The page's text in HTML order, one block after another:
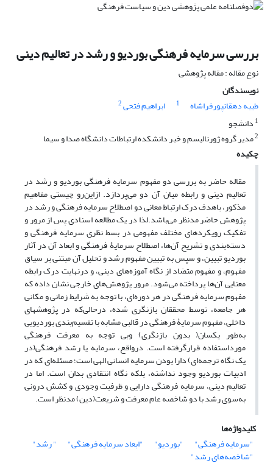
بررسی سرمایه فرهنگی بوردیو و رشد در تعالیم دینی
نوع مقاله : مقاله پژوهشی
نویسندگان
طیبه دهقانپورفراشاه
1 ابراهیم فتحی2
1 دانشجو
2مدیر گروه ژورنالیسم و خبر دانشکده ارتباطات دانشگاه صدا و سیما
چکیده
مقاله حاضر به بررسی دو مفهوم سرمایه فرهنگی بوردیو و رشد در
تعالیم دینی و رابطه میان آن دو می‌پردازد. ازاین‌رو چیستی مفاهیم
مذکور، باهدف درک ارتباط معانی دو اصطلاح سرمایه فرهنگی و رشد در
پژوهش حاضر مدنظر می‌باشد.لذا در یک مطالعه اسنادی پس از مرور و
تفکیک رویکردهای مختلف مفهومی در بسط نظری سرمایه فرهنگی و
دسته‌بندی و تشریح آن‌ها، اصطلاح سرمایۀ فرهنگی و ابعاد آن در آثار
بوردیو تبیین، و سپس به تبیین مفهوم رشد و تحلیل آن مبتنی بر سیاق
مفهوم، و مفهوم متضاد از نگاه آموزه‌های دینی، و درنهایت درک رابطه
معنایی آن‌ها پرداخته می‌شود. مرور پژوهش‌های خارجی نشان داده که
مفهوم سرمایه فرهنگی در هر دوره‌ای، با توجه به شرایط زمانی و مکانی
هر جامعه، توسط محققان بازنگری شده، درحالی‌که در پژوهش‏های
داخلی، مفهوم سرمایۀ فرهنگی در قالبی مشابه با تقسیم‌بندی بوردیویی
به‌طور یکسان( بدون بازنگری) وبی توجه به معرفت فرهنگی
مورداستفاده قرارگرفته است. درواقع، سرمایه یا رشد فرهنگی(در
یک نگاه ترجمه‌ای) دارا بودن سرمایه انسانی الهی است؛ مسئله‌ای که در
ادبیات بوردیو وجود نداشته، بلکه نگاه انتقادی بدان است. اما در
تعالیم دینی، سرمایه فرهنگی دارایی و ظرفیت وجودی و کشش درونی
به‌سوی رشد با دو شاخصه عام معرفت و شریعت(دین) مدنظر است.
کلیدواژه‌ها
"سرمایه فرهنگی"
"بوردیو" "ابعاد سرمایه فرهنگی" " رشد"
"شاخصه‌های رشد"